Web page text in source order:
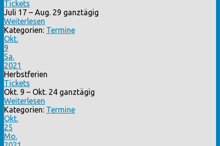
Tickets
Juli 17 – Aug. 29 ganztägig
Weiterlesen
Kategorien: Termine
Okt.
9
Sa.
2021
Herbstferien
Tickets
Okt. 9 – Okt. 24 ganztägig
Weiterlesen
Kategorien: Termine
Okt.
25
Mo.